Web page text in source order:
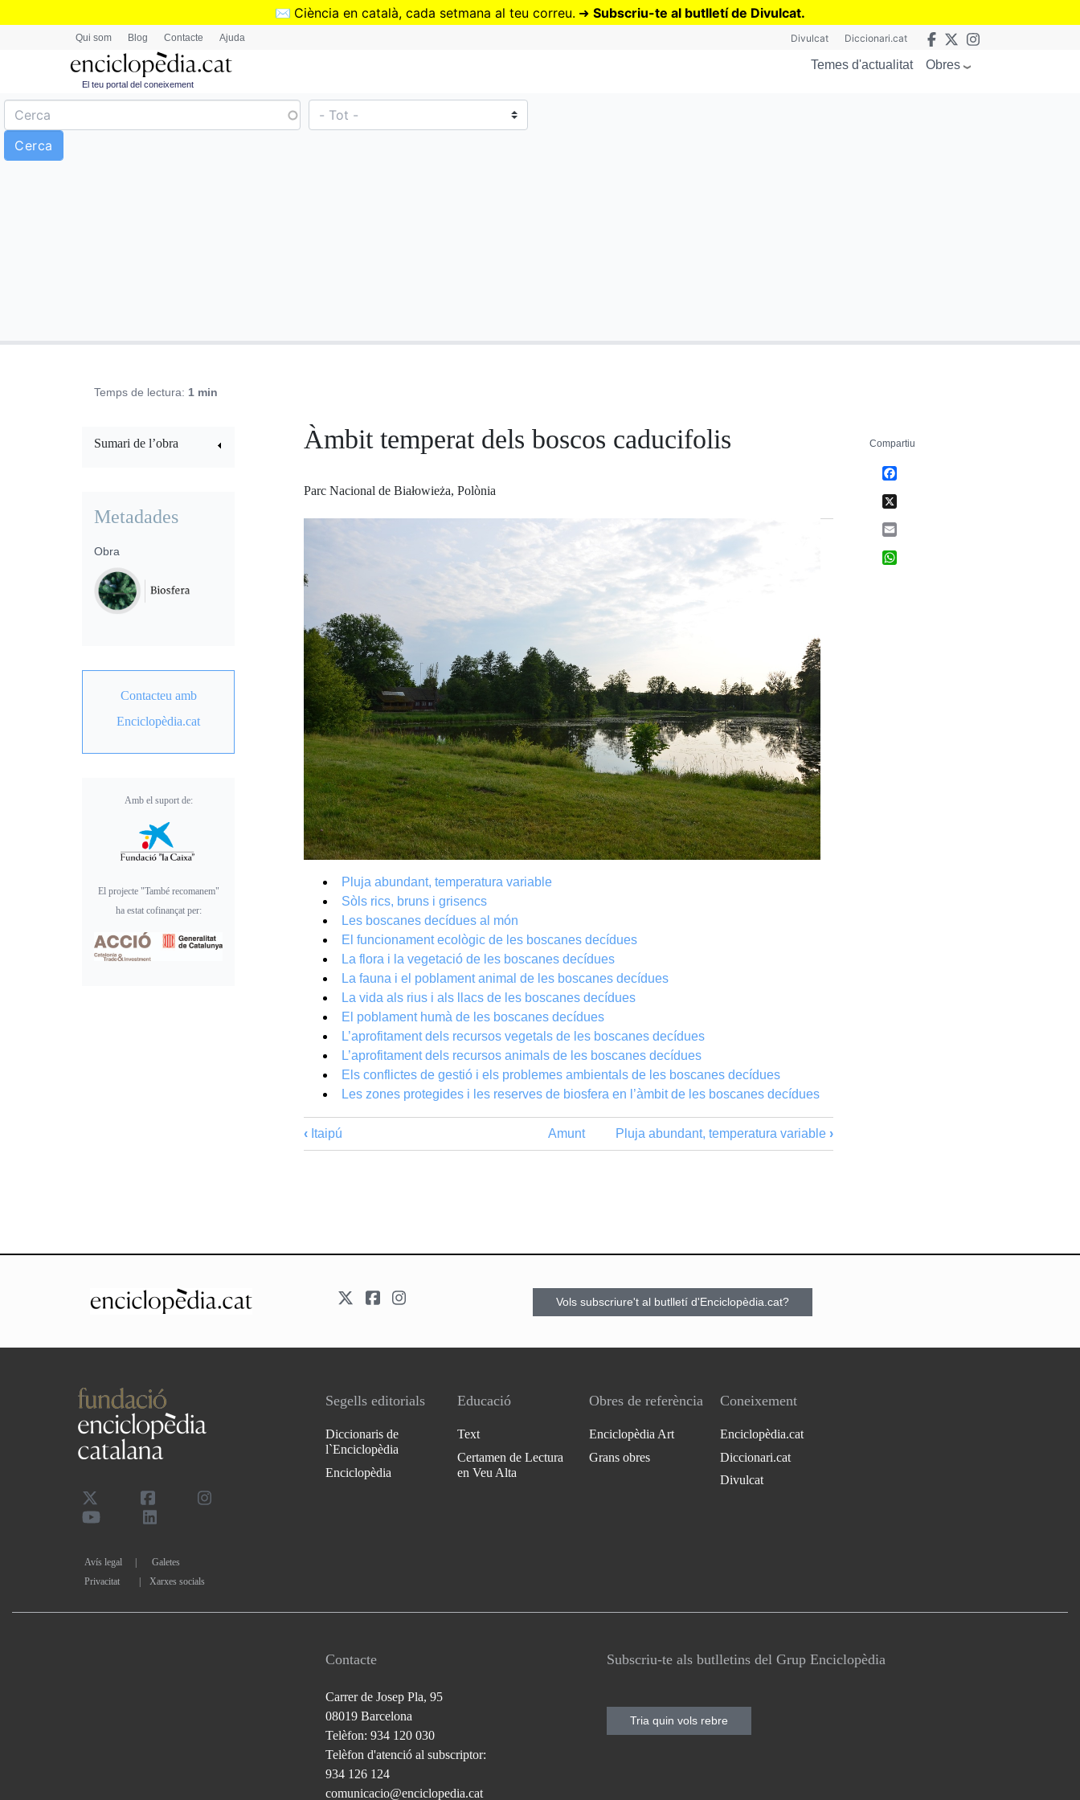
Vés
✉️ Ciència en català, cada setmana al teu correu. ➜ Subscriu-te al butlletí de Divulcat.
Qui som Blog Contacte Ajuda Divulcat Diccionari.cat
El teu portal del coneixement
Temes d'actualitat Obres
Temps de lectura: 1 min
Àmbit temperat dels boscos caducifolis
Parc Nacional de Białowieża, Polònia
Pluja abundant, temperatura variable
Sòls rics, bruns i grisencs
Les boscanes decídues al món
El funcionament ecològic de les boscanes decídues
La flora i la vegetació de les boscanes decídues
La fauna i el poblament animal de les boscanes decídues
La vida als rius i als llacs de les boscanes decídues
El poblament humà de les boscanes decídues
L’aprofitament dels recursos vegetals de les boscanes decídues
L’aprofitament dels recursos animals de les boscanes decídues
Els conflictes de gestió i els problemes ambientals de les boscanes decídues
Les zones protegides i les reserves de biosfera en l’àmbit de les boscanes decídues
‹ Itaipú Amunt Pluja abundant, temperatura variable ›
Sumari de l’obra
Metadades
Obra
Contacteu amb
Enciclopèdia.cat
Amb el suport de:
El projecte "També recomanem"
ha estat cofinançat per:
Compartiu
Vols subscriure't al butlletí d'Enciclopèdia.cat?
Avís legal
Galetes
Privacitat
Xarxes socials
Segells editorials
Diccionaris de
l`Enciclopèdia
Enciclopèdia
Educació
Text
Certamen de Lectura
en Veu Alta
Obres de referència
Enciclopèdia Art
Grans obres
Coneixement
Enciclopèdia.cat
Diccionari.cat
Divulcat
Contacte
Carrer de Josep Pla, 95
08019 Barcelona
Telèfon: 934 120 030
Telèfon d'atenció al subscriptor:
934 126 124
comunicacio@enciclopedia.cat
Subscriu-te als butlletins del Grup Enciclopèdia
Tria quin vols rebre